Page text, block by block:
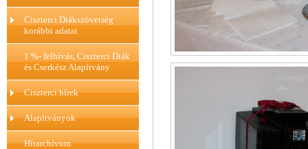
Ciszterci Diákszövetség
korábbi adatai
1 %- felhívás, Ciszterci Diák
és Cserkész Alapítvány
Ciszterci hírek
Alapítványok
Hírarchívum